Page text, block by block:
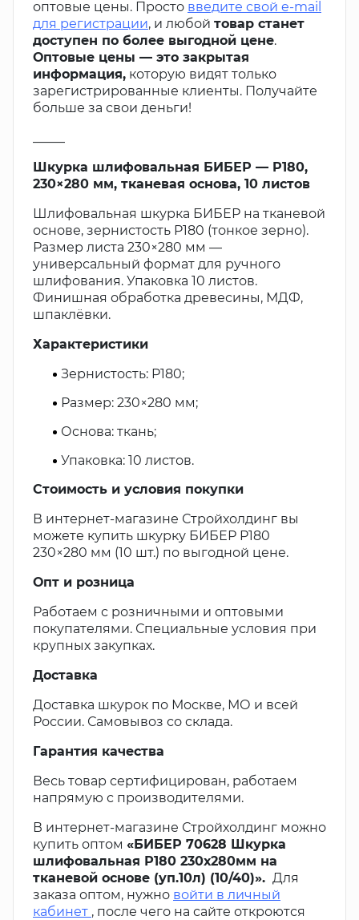
оптовые цены. Просто введите свой e-mail
для регистрации, и любой товар станет
доступен по более выгодной цене.
Оптовые цены — это закрытая
информация, которую видят только
зарегистрированные клиенты. Получайте
больше за свои деньги!
Шкурка шлифовальная БИБЕР — P180,
230×280 мм, тканевая основа, 10 листов
Шлифовальная шкурка БИБЕР на тканевой
основе, зернистость P180 (тонкое зерно).
Размер листа 230×280 мм —
универсальный формат для ручного
шлифования. Упаковка 10 листов.
Финишная обработка древесины, МДФ,
шпаклёвки.
Характеристики
Зернистость: P180;
Размер: 230×280 мм;
Основа: ткань;
Упаковка: 10 листов.
Стоимость и условия покупки
В интернет-магазине Стройхолдинг вы
можете купить шкурку БИБЕР P180
230×280 мм (10 шт.) по выгодной цене.
Опт и розница
Работаем с розничными и оптовыми
покупателями. Специальные условия при
крупных закупках.
Доставка
Доставка шкурок по Москве, МО и всей
России. Самовывоз со склада.
Гарантия качества
Весь товар сертифицирован, работаем
напрямую с производителями.
В интернет-магазине Стройхолдинг можно
купить оптом «БИБЕР 70628 Шкурка
шлифовальная Р180 230х280мм на
тканевой основе (уп.10л) (10/40)». Для
заказа оптом, нужно войти в личный
кабинет , после чего на сайте откроются